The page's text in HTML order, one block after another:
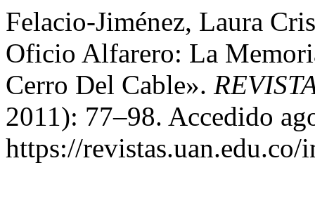
Felacio-Jiménez, Laura
Oficio Alfarero: La
Cerro Del Cable».
2011): 77–98. Accedido
https://